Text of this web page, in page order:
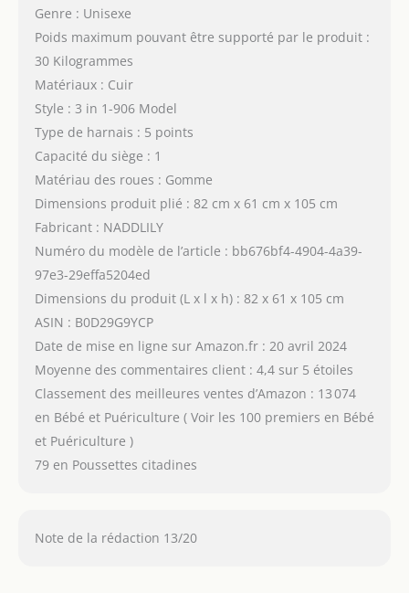
Genre : Unisexe
Poids maximum pouvant être supporté par le produit :
30 Kilogrammes
Matériaux : Cuir
Style : 3 in 1-906 Model
Type de harnais : 5 points
Capacité du siège : 1
Matériau des roues : Gomme
Dimensions produit plié : 82 cm x 61 cm x 105 cm
Fabricant : NADDLILY
Numéro du modèle de l’article : bb676bf4-4904-4a39-
97e3-29effa5204ed
Dimensions du produit (L x l x h) : 82 x 61 x 105 cm
ASIN : B0D29G9YCP
Date de mise en ligne sur Amazon.fr : 20 avril 2024
Moyenne des commentaires client : 4,4 sur 5 étoiles
Classement des meilleures ventes d’Amazon : 13 074
en Bébé et Puériculture ( Voir les 100 premiers en Bébé
et Puériculture )
79 en Poussettes citadines
Note de la rédaction 13/20